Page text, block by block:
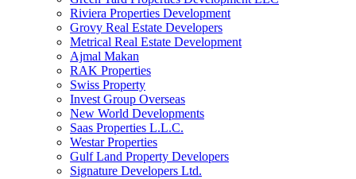
Riviera Properties Development
Grovy Real Estate Developers
Metrical Real Estate Development
Ajmal Makan
RAK Properties
Swiss Property
Invest Group Overseas
New World Developments
Saas Properties L.L.C.
Westar Properties
Gulf Land Property Developers
Signature Developers Ltd.